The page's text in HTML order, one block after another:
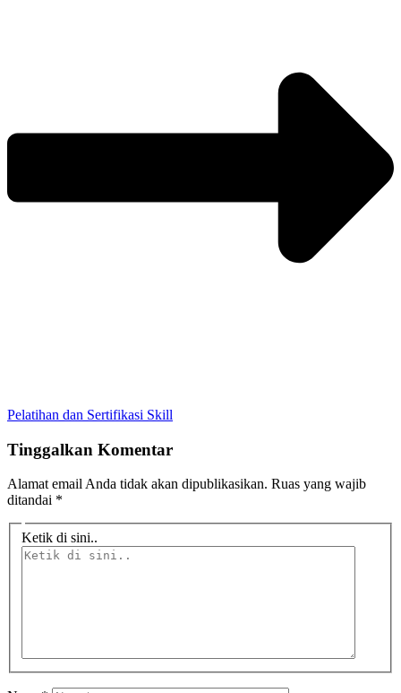
Pelatihan dan Sertifikasi Skill
Tinggalkan Komentar
Alamat email Anda tidak akan dipublikasikan. Ruas yang wajib
ditandai *
Ketik di sini..